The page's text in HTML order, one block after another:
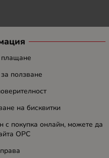
ползване
на бисквитки
с покупка онлайн, можете да
ОРС